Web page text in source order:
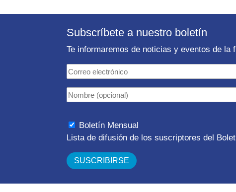
Subscríbete a nuestro boletín
Te informaremos de noticias y eventos de la
Boletín Mensual
Lista de difusión de los suscriptores del